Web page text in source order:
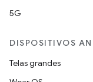
5G
DISPOSITIVOS
Telas grandes